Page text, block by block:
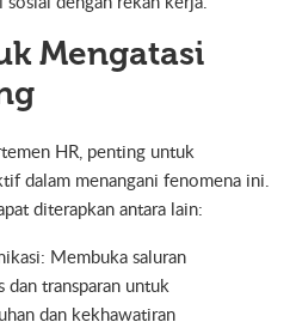
Mengatasi
HR, penting untuk
dalam menangani fenomena ini.
diterapkan antara lain:
Membuka saluran
dan transparan untuk
dan kekhawatiran